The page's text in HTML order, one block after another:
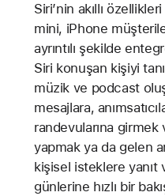
Siri’nin akıllı
mini, iPhone
ayrıntılı şekilde
Siri konuşan kişiyi
müzik ve podcast
mesajlara,
randevularına
yapmak ya da gelen
kişisel isteklere yanıt
günlerine hızlı bir